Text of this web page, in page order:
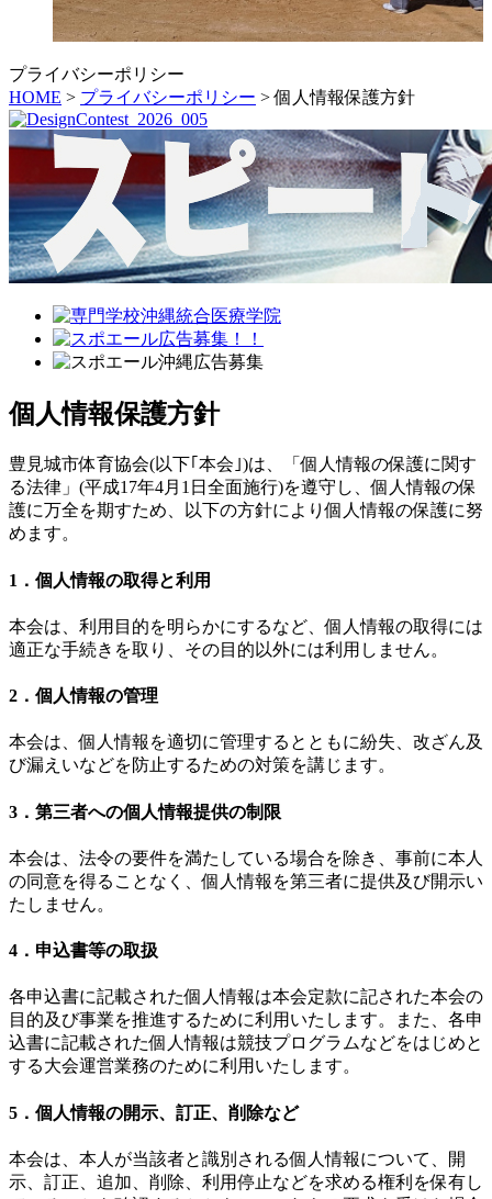
プライバシーポリシー
HOME > プライバシーポリシー > 個人情報保護方針
個人情報保護方針
豊見城市体育協会(以下｢本会｣)は、「個人情報の保護に関す
る法律」(平成17年4月1日全面施行)を遵守し、個人情報の保
護に万全を期すため、以下の方針により個人情報の保護に努
めます。
1．個人情報の取得と利用
本会は、利用目的を明らかにするなど、個人情報の取得には
適正な手続きを取り、その目的以外には利用しません。
2．個人情報の管理
本会は、個人情報を適切に管理するとともに紛失、改ざん及
び漏えいなどを防止するための対策を講じます。
3．第三者への個人情報提供の制限
本会は、法令の要件を満たしている場合を除き、事前に本人
の同意を得ることなく、個人情報を第三者に提供及び開示い
たしません。
4．申込書等の取扱
各申込書に記載された個人情報は本会定款に記された本会の
目的及び事業を推進するために利用いたします。また、各申
込書に記載された個人情報は競技プログラムなどをはじめと
する大会運営業務のために利用いたします。
5．個人情報の開示、訂正、削除など
本会は、本人が当該者と識別される個人情報について、開
示、訂正、追加、削除、利用停止などを求める権利を保有し